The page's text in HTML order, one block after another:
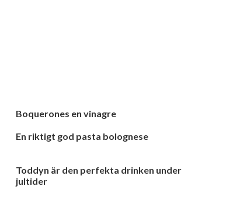
Boquerones en vinagre
En riktigt god pasta bolognese
Toddyn är den perfekta drinken under
jultider